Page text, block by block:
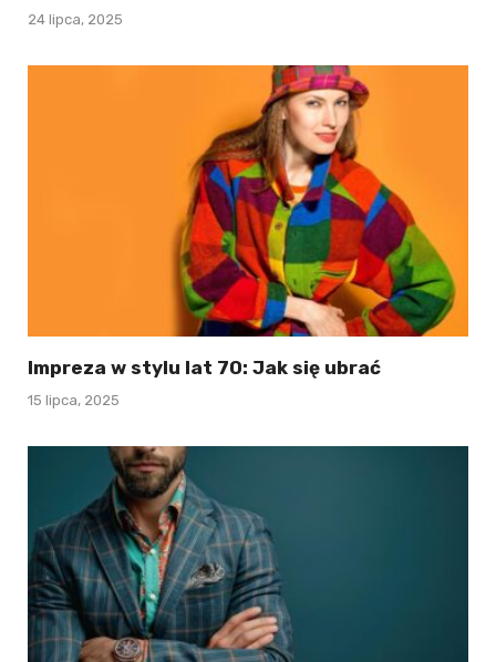
24 lipca, 2025
Impreza w stylu lat 70: Jak się ubrać
15 lipca, 2025